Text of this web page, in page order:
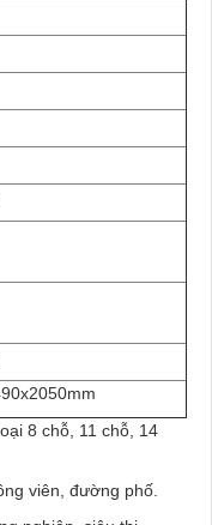
8 chỗ, 11 chỗ, 14
viên, đường phố.